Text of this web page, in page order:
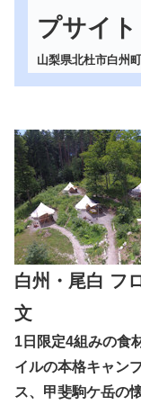
プサイト
山梨県北杜市白州
白州・尾白 フ
文
1日限定4組みの食
イルの本格キャン
ス、甲斐駒ケ岳の